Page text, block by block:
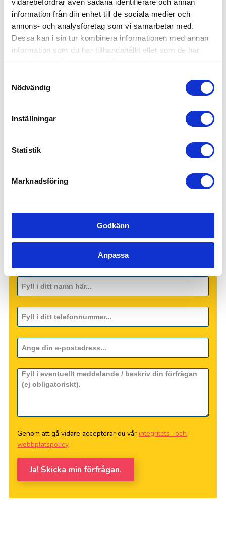
information från din enhet till de sociala medier och
annons- och analysföretag som vi samarbetar med.
Dessa kan i sin tur kombinera informationen med annan
information som du har tillhandahållit eller som de har
samlat in när du har använt deras tjänster.
Nödvändig
Inställningar
Statistik
Marknadsföring
Godkänn
Anpassa
Offertförfrågan
Kanske du behöver hjälp med detta också?
Fastighetsskötsel
Värdar, informatörer & bemanning
Lager, logistik & industri
Försäljning, mötesbokning & handel
fastighetsskötsel
Kontakta oss idag för mer information!
Genom att gå vidare accepterar du vår integritets- och
webbplatspolicy.
Ja! Skicka min förfrågan.